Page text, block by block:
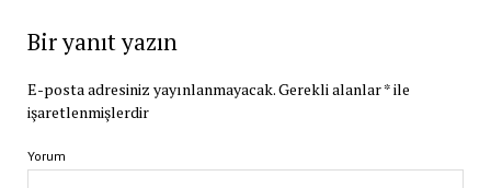
Bir yanıt yazın
E-posta adresiniz yayınlanmayacak.Gerekli alanlar*ile
işaretlenmişlerdir
Yorum